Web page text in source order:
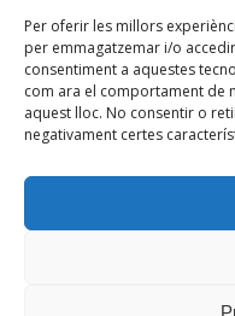
Per oferir les millors
per emmagatzemar i/o
consentiment a aquestes
com ara el comportament de
aquest lloc. No consentir o
negativament certes
©
Av. Doctor
Martorell,
Delegació:
Sant
Política de